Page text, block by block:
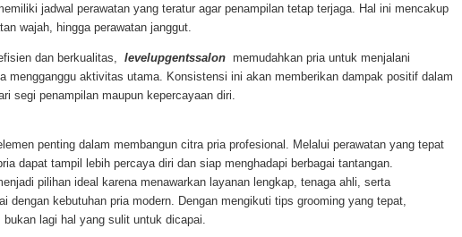
jadwal perawatan yang teratur agar penampilan tetap terjaga. Hal ini mencakup
wajah, hingga perawatan janggut.
dan berkualitas, levelupgentssalon memudahkan pria untuk menjalani
mengganggu aktivitas utama. Konsistensi ini akan memberikan dampak positif dalam
segi penampilan maupun kepercayaan diri.
penting dalam membangun citra pria profesional. Melalui perawatan yang tepat
dapat tampil lebih percaya diri dan siap menghadapi berbagai tantangan.
pilihan ideal karena menawarkan layanan lengkap, tenaga ahli, serta
dengan kebutuhan pria modern. Dengan mengikuti tips grooming yang tepat,
lagi hal yang sulit untuk dicapai.